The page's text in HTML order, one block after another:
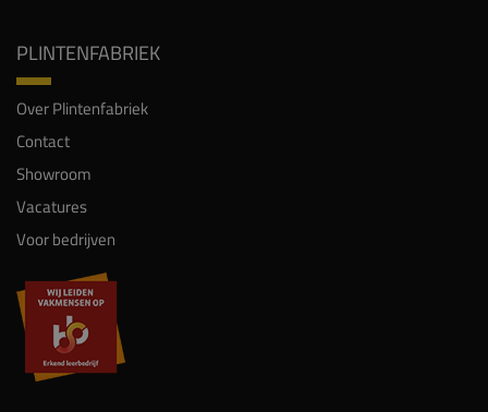
PLINTENFABRIEK
Over Plintenfabriek
Contact
Showroom
Vacatures
Voor bedrijven